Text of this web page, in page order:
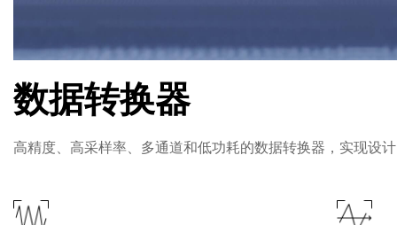
数据转换器
高精度、高采样率、多通道和低功耗的数据转换器，实现设